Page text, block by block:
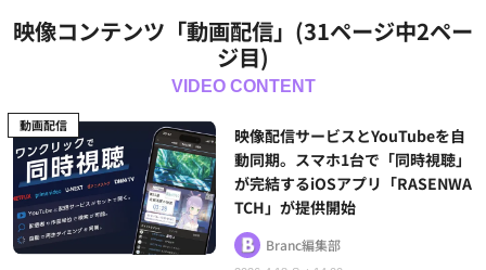
映像コンテンツ「動画配信」(31ページ中2ペー
ジ目)
動画配信
映像配信サービスとYouTubeを自
動同期。スマホ1台で「同時視聴」
が完結するiOSアプリ「RASENWA
TCH」が提供開始
Branc編集部